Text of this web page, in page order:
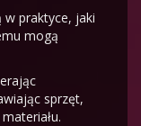
w praktyce, jaki
mogą
sprzęt,